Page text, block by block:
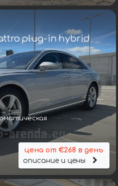
plug-in hybrid
цена от €268 в день
описание и цены